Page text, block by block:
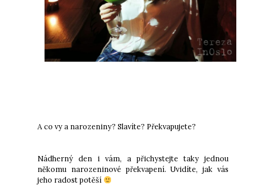
A co vy a narozeniny? Slavíte? Překvapujete?
Nádherný den i vám, a přichystejte taky jednou
někomu narozeninové překvapení. Uvidíte, jak vás
jeho radost potěší